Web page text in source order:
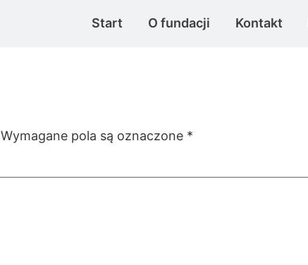
Start O fundacji Kontakt
Wymagane pola są oznaczone *